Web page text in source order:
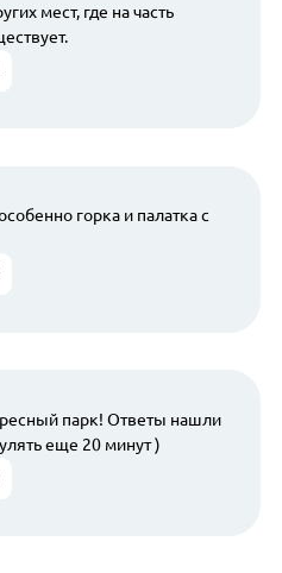
мест, где на часть
горка и палатка с
парк! Ответы нашли
еще 20 минут )